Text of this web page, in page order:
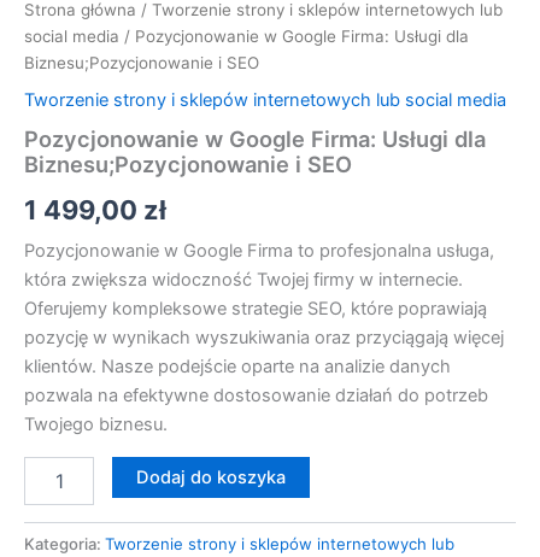
Strona główna / Tworzenie strony i sklepów internetowych lub
social media / Pozycjonowanie w Google Firma: Usługi dla
Biznesu;Pozycjonowanie i SEO
Tworzenie strony i sklepów internetowych lub social media
Pozycjonowanie w Google Firma: Usługi dla
Biznesu;Pozycjonowanie i SEO
1 499,00 zł
Pozycjonowanie w Google Firma to profesjonalna usługa,
która zwiększa widoczność Twojej firmy w internecie.
Oferujemy kompleksowe strategie SEO, które poprawiają
pozycję w wynikach wyszukiwania oraz przyciągają więcej
klientów. Nasze podejście oparte na analizie danych
pozwala na efektywne dostosowanie działań do potrzeb
Twojego biznesu.
Dodaj do koszyka
Kategoria: Tworzenie strony i sklepów internetowych lub